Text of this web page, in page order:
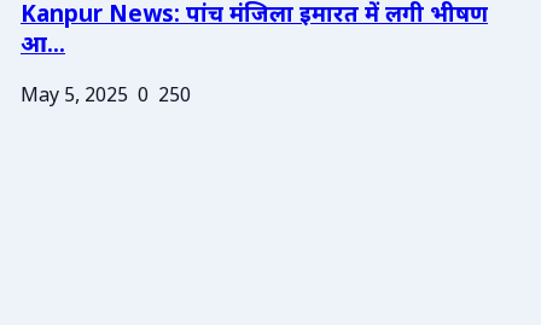
Kanpur News: पांच मंजिला इमारत में लगी भीषण
आ...
May 5, 2025 0 250